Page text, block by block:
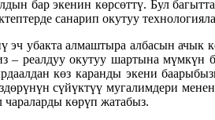
бар экенин көрсөттү. Бул
санарип окутуу
убакта алмаштыра албасын ачык
реалдуу окутуу шартына мүмкүн
көз каранды экени
сүйүктүү мугалимдери
көрүп жатабыз.